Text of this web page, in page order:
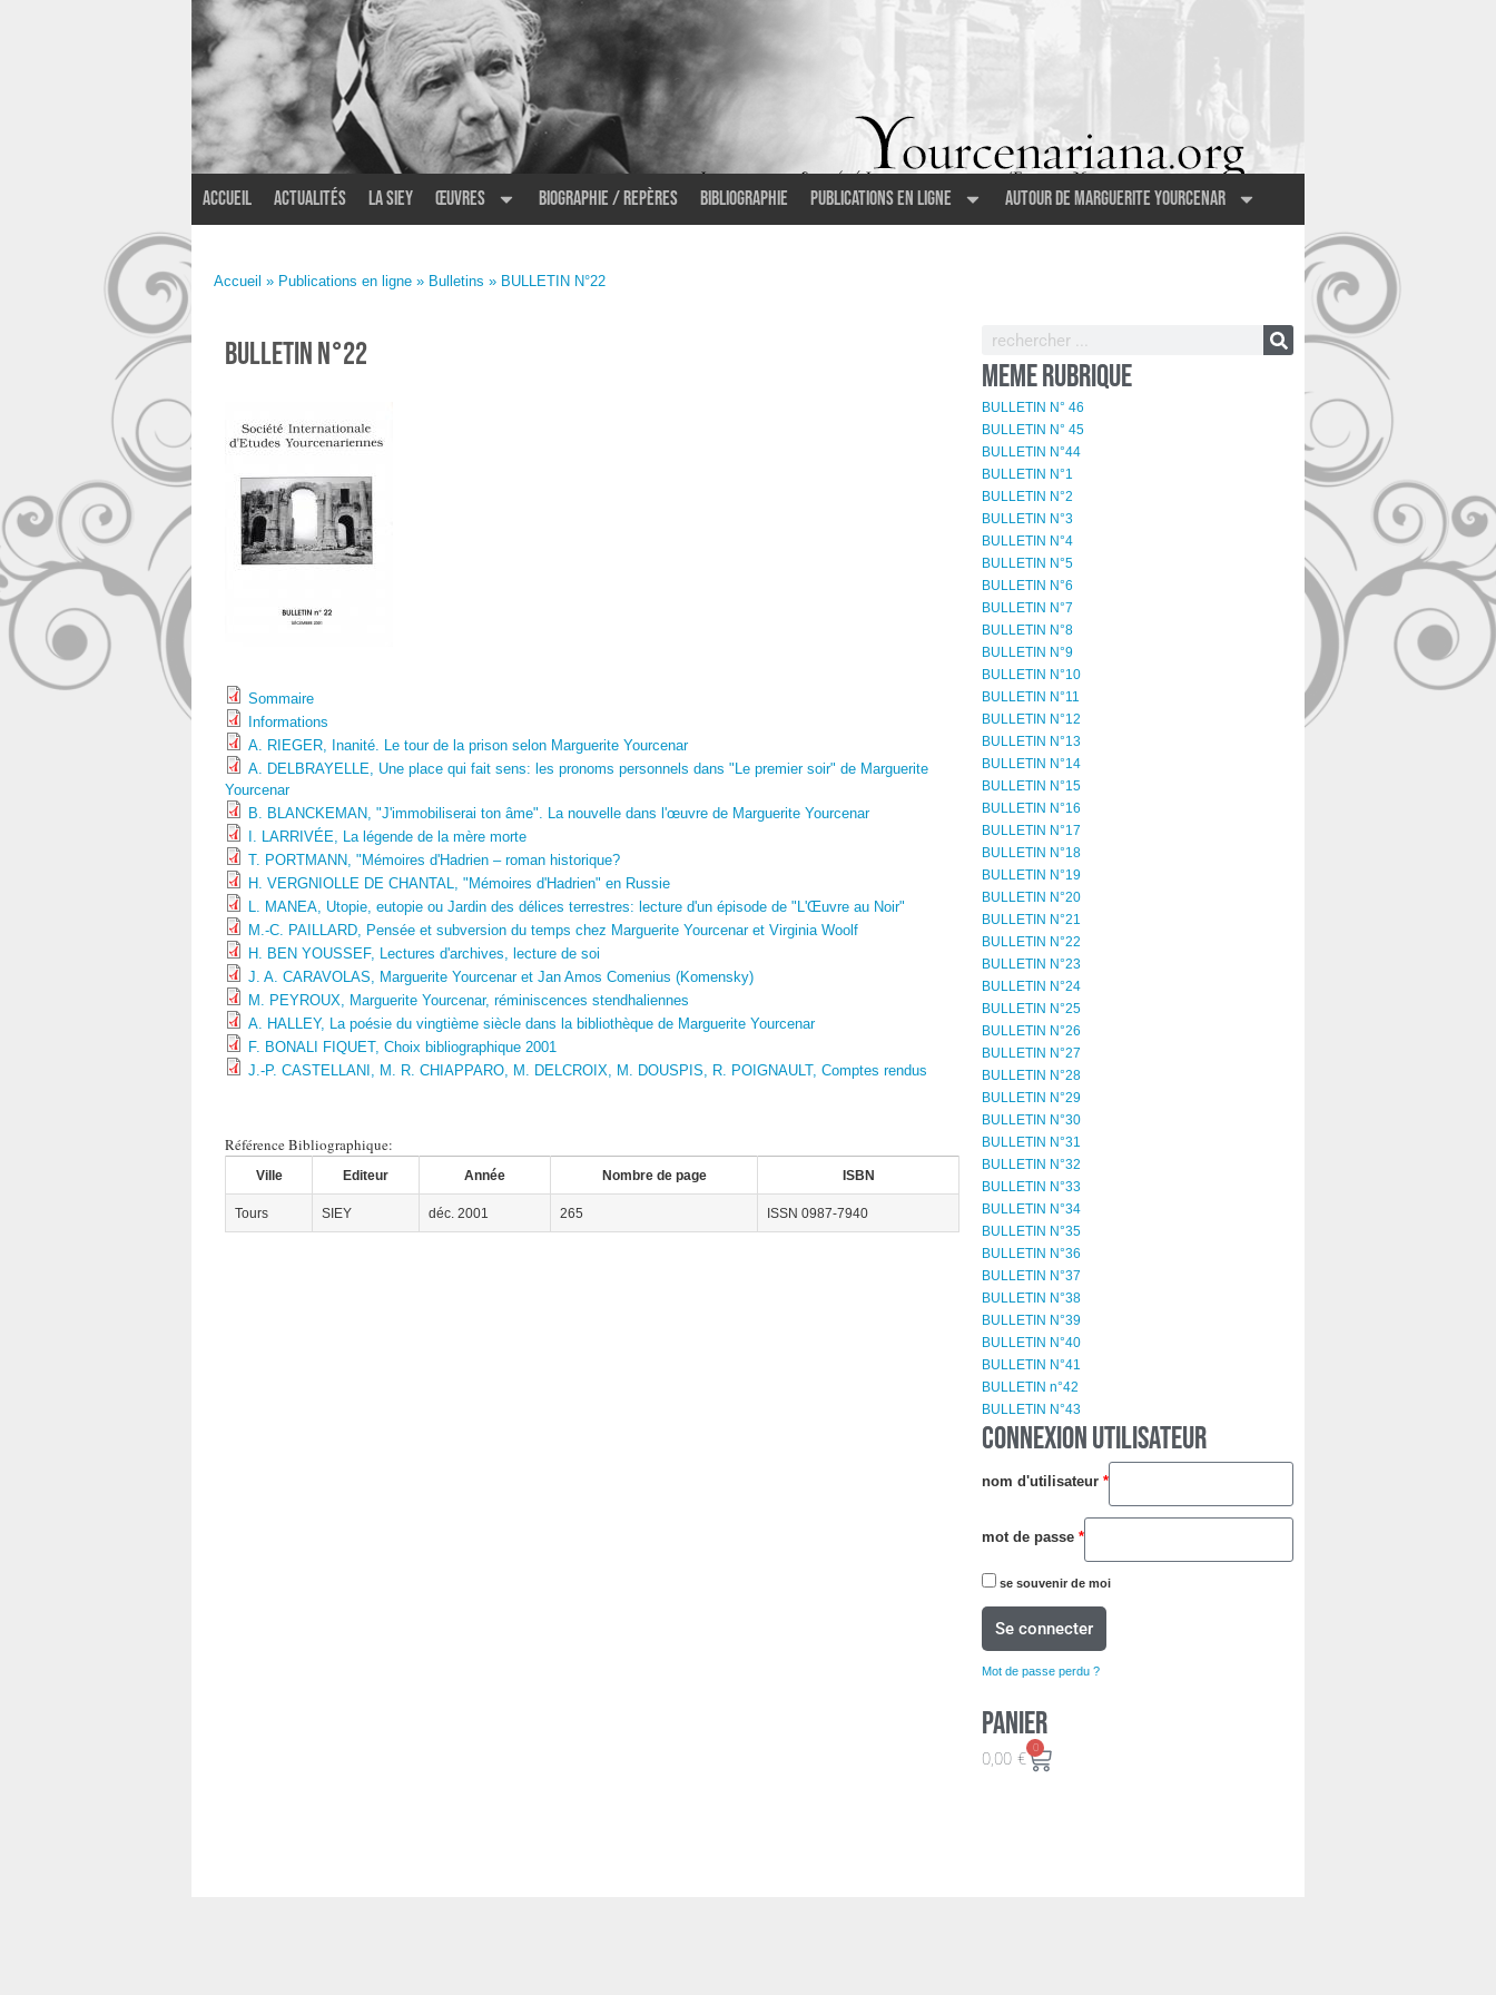
Accueil Actualités La SIEY Œuvres Biographie / Repères Bibliographie Publications en ligne Autour de Marguerite Yourcenar
Accueil » Publications en ligne » Bulletins » BULLETIN N°22
BULLETIN N°22
Sommaire
Informations
A. RIEGER, Inanité. Le tour de la prison selon Marguerite Yourcenar
A. DELBRAYELLE, Une place qui fait sens: les pronoms personnels dans "Le premier soir" de Marguerite
Yourcenar
B. BLANCKEMAN, "J'immobiliserai ton âme". La nouvelle dans l'œuvre de Marguerite Yourcenar
I. LARRIVÉE, La légende de la mère morte
T. PORTMANN, "Mémoires d'Hadrien – roman historique?
H. VERGNIOLLE DE CHANTAL, "Mémoires d'Hadrien" en Russie
L. MANEA, Utopie, eutopie ou Jardin des délices terrestres: lecture d'un épisode de "L'Œuvre au Noir"
M.-C. PAILLARD, Pensée et subversion du temps chez Marguerite Yourcenar et Virginia Woolf
H. BEN YOUSSEF, Lectures d'archives, lecture de soi
J. A. CARAVOLAS, Marguerite Yourcenar et Jan Amos Comenius (Komensky)
M. PEYROUX, Marguerite Yourcenar, réminiscences stendhaliennes
A. HALLEY, La poésie du vingtième siècle dans la bibliothèque de Marguerite Yourcenar
F. BONALI FIQUET, Choix bibliographique 2001
J.-P. CASTELLANI, M. R. CHIAPPARO, M. DELCROIX, M. DOUSPIS, R. POIGNAULT, Comptes rendus
Référence Bibliographique:
Ville Editeur Année Nombre de page ISBN
Tours SIEY déc. 2001 265 ISSN 0987-7940
MEME RUBRIQUE
BULLETIN N° 46
BULLETIN N° 45
BULLETIN N°44
BULLETIN N°1
BULLETIN N°2
BULLETIN N°3
BULLETIN N°4
BULLETIN N°5
BULLETIN N°6
BULLETIN N°7
BULLETIN N°8
BULLETIN N°9
BULLETIN N°10
BULLETIN N°11
BULLETIN N°12
BULLETIN N°13
BULLETIN N°14
BULLETIN N°15
BULLETIN N°16
BULLETIN N°17
BULLETIN N°18
BULLETIN N°19
BULLETIN N°20
BULLETIN N°21
BULLETIN N°22
BULLETIN N°23
BULLETIN N°24
BULLETIN N°25
BULLETIN N°26
BULLETIN N°27
BULLETIN N°28
BULLETIN N°29
BULLETIN N°30
BULLETIN N°31
BULLETIN N°32
BULLETIN N°33
BULLETIN N°34
BULLETIN N°35
BULLETIN N°36
BULLETIN N°37
BULLETIN N°38
BULLETIN N°39
BULLETIN N°40
BULLETIN N°41
BULLETIN n°42
BULLETIN N°43
CONNEXION UTILISATEUR
nom d'utilisateur *
mot de passe *
se souvenir de moi
Se connecter
Mot de passe perdu ?
Panier
0,00 €
0